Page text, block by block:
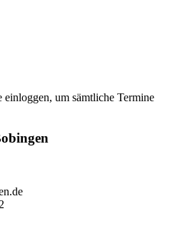
um sämtliche Termine